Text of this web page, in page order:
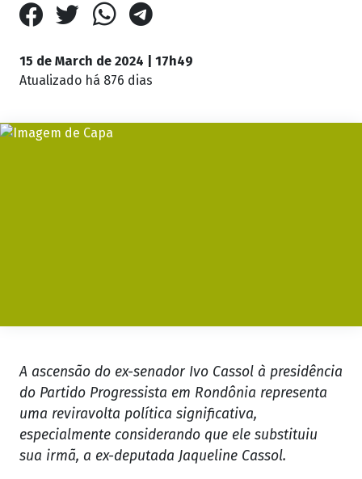
15 de March de 2024 | 17h49
Atualizado há 876 dias
A ascensão do ex-senador Ivo Cassol à presidência
do Partido Progressista em Rondônia representa
uma reviravolta política significativa,
especialmente considerando que ele substituiu
sua irmã, a ex-deputada Jaqueline Cassol.